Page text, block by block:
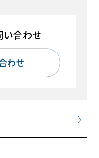
い合わせ
わせ